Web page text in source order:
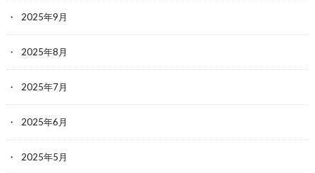
2025年9月
2025年8月
2025年7月
2025年6月
2025年5月